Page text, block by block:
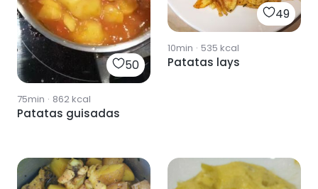
50
75min · 862kcal
Patatas guisadas
49
10min · 535 kcal
Patatas lays